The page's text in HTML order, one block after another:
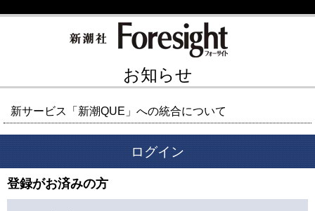
お知らせ
新サービス「新潮QUE」への統合について
ログイン
登録がお済みの方